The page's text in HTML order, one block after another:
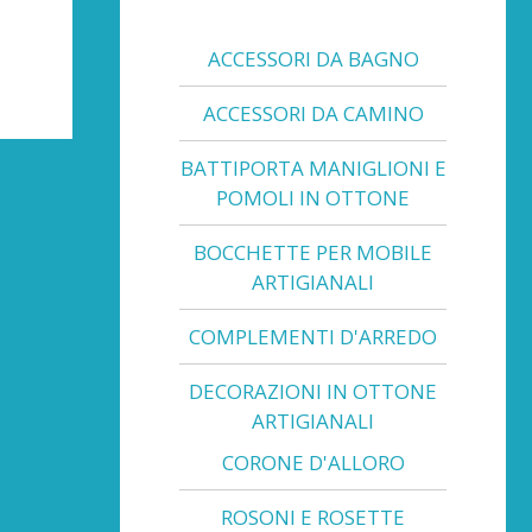
ACCESSORI DA BAGNO
ACCESSORI DA CAMINO
BATTIPORTA MANIGLIONI E
POMOLI IN OTTONE
BOCCHETTE PER MOBILE
ARTIGIANALI
COMPLEMENTI D'ARREDO
DECORAZIONI IN OTTONE
ARTIGIANALI
CORONE D'ALLORO
ROSONI E ROSETTE